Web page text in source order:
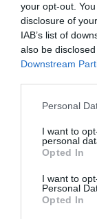
your opt-out.
disclosure of
IAB’s list of
also be
Downstream
Personal
I want to
personal
Opted In
I want to
Personal
Opted In
Το
τάσεις της
γυναίκες